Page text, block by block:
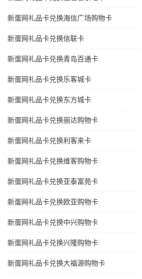
新蛋网礼品卡兑换海信广场购物卡
新蛋网礼品卡兑换信联卡
新蛋网礼品卡兑换青岛百通卡
新蛋网礼品卡兑换乐客城卡
新蛋网礼品卡兑换东方城卡
新蛋网礼品卡兑换丽达购物卡
新蛋网礼品卡兑换利客来卡
新蛋网礼品卡兑换维客购物卡
新蛋网礼品卡兑换亚泰富苑卡
新蛋网礼品卡兑换欧亚购物卡
新蛋网礼品卡兑换中兴购物卡
新蛋网礼品卡兑换兴隆购物卡
新蛋网礼品卡兑换大福源购物卡